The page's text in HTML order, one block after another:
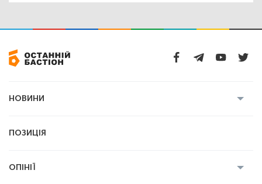
НОВИНИ
Економіка
ПОЗИЦІЯ
ОПІНІЇ